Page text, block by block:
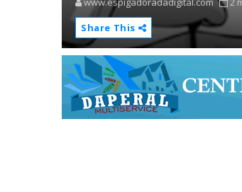
Share This